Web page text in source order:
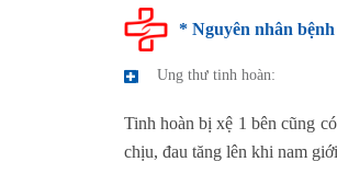
* Nguyên nhân
Ung thư tinh hoàn:
Tinh hoàn bị xệ 1 bên cũng
chịu, đau tăng lên khi nam